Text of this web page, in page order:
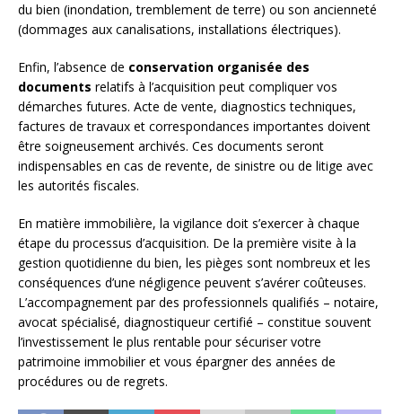
du bien (inondation, tremblement de terre) ou son ancienneté
(dommages aux canalisations, installations électriques).
Enfin, l’absence de conservation organisée des
documents relatifs à l’acquisition peut compliquer vos
démarches futures. Acte de vente, diagnostics techniques,
factures de travaux et correspondances importantes doivent
être soigneusement archivés. Ces documents seront
indispensables en cas de revente, de sinistre ou de litige avec
les autorités fiscales.
En matière immobilière, la vigilance doit s’exercer à chaque
étape du processus d’acquisition. De la première visite à la
gestion quotidienne du bien, les pièges sont nombreux et les
conséquences d’une négligence peuvent s’avérer coûteuses.
L’accompagnement par des professionnels qualifiés – notaire,
avocat spécialisé, diagnostiqueur certifié – constitue souvent
l’investissement le plus rentable pour sécuriser votre
patrimoine immobilier et vous épargner des années de
procédures ou de regrets.